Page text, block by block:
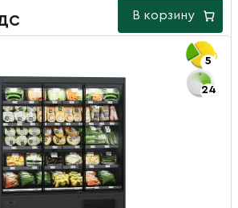
В корзину
5
24